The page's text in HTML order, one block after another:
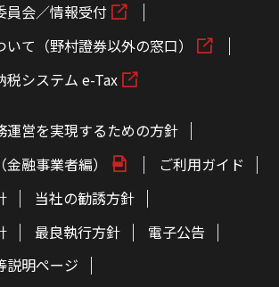
員会／情報受付
て（野村證券以外の窓口）
税システム e-Tax
運営を実現するための方針
融事業者編）
ご利用ガイド
当社の勧誘方針
最良執行方針
電子公告
説明ページ